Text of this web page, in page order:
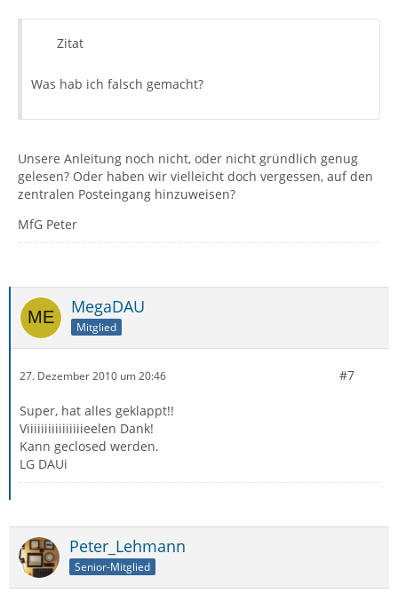
Zitat
Was hab ich falsch gemacht?
Unsere Anleitung noch nicht, oder nicht gründlich genug
gelesen? Oder haben wir vielleicht doch vergessen, auf den
zentralen Posteingang hinzuweisen?
MfG Peter
MegaDAU
Mitglied
27. Dezember 2010 um 20:46 #7
Super, hat alles geklappt!!
Viiiiiiiiiiiiiiiieelen Dank!
Kann geclosed werden.
LG DAUi
Peter_Lehmann
Senior-Mitglied